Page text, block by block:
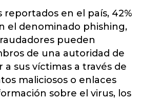
reportados en el país, 42%
el denominado phishing,
pueden
de una autoridad de
sus víctimas a través de
maliciosos o enlaces
sobre el virus, los